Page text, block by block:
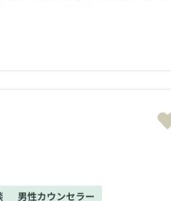
なたの人生に、そっと寄り添う
男性カウンセラー